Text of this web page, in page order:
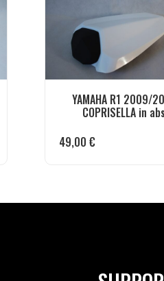
YAMAHA R1 2009/
COPRISELLA in abs
49,00 €